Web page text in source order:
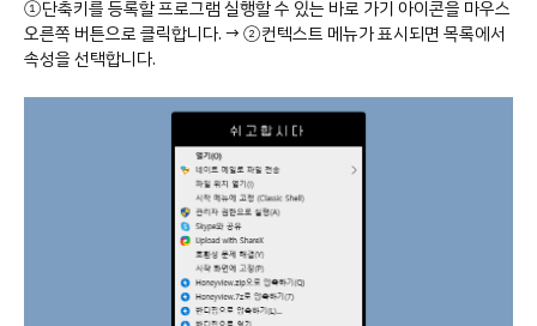
①단축키를 등록할 프로그램 실행할 수 있는 바로 가기 아이콘을 마우스
오른쪽 버튼으로 클릭합니다. → ②컨텍스트 메뉴가 표시되면 목록에서
속성을 선택합니다.